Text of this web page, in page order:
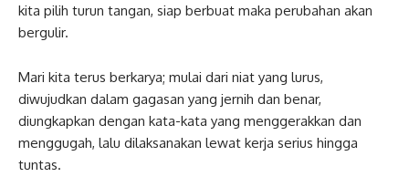
kita pilih turun tangan, siap berbuat maka perubahan akan
bergulir.
Mari kita terus berkarya; mulai dari niat yang lurus,
diwujudkan dalam gagasan yang jernih dan benar,
diungkapkan dengan kata-kata yang menggerakkan dan
menggugah, lalu dilaksanakan lewat kerja serius hingga
tuntas.